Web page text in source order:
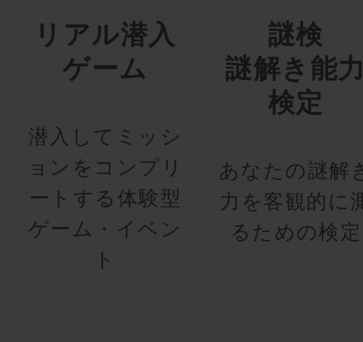
リアル潜入
ゲーム
潜入してミッシ
ョンをコンプリ
ートする体験型
ゲーム・イベン
ト
謎検
謎解き能
検定
あなたの謎解
力を客観的に
るための検定